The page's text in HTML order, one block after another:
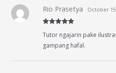
of 5
Rio Prasetya October
Tutor ngajarin pake
gampang hafal.